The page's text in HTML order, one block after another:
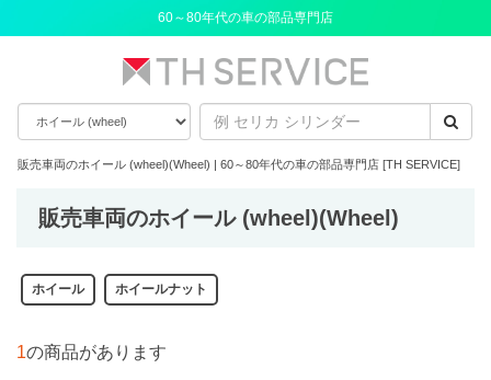
60～80年代の車の部品専門店
販売車両のホイール (wheel)(Wheel) | 60～80年代の車の部品専門店 [TH SERVICE]
販売車両のホイール (wheel)(Wheel)
ホイール ホイールナット
1の商品があります